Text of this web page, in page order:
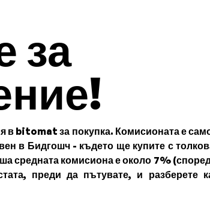
за
в bitomat за покупка. Комисионата е
в Бидгошч - където ще купите с
средната комисиона е около 7%
преди да пътувате, и разберете